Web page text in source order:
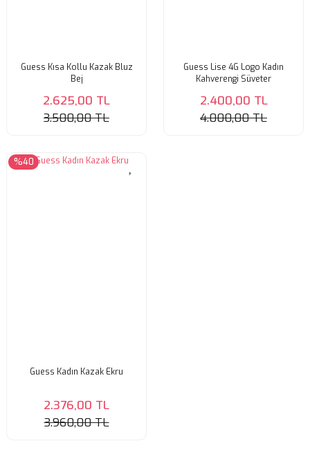
Guess Kısa Kollu Kazak Bluz
Bej
2.625,00 TL
3.500,00 TL
Guess Lise 4G Logo Kadın
Kahverengi Süveter
2.400,00 TL
4.000,00 TL
%40
Guess Kadın Kazak Ekru
2.376,00 TL
3.960,00 TL